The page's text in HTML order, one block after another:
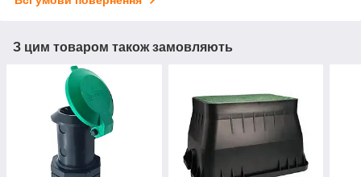
З цим товаром також замовляють